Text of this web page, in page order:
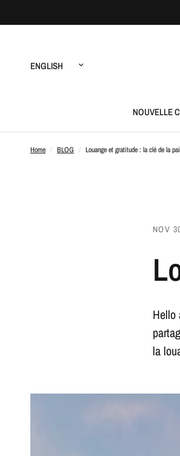
Update
country/region
NOUVELLE
Home / BLOG / Louange et gratitude : la clé de la
NOV
Hello
la